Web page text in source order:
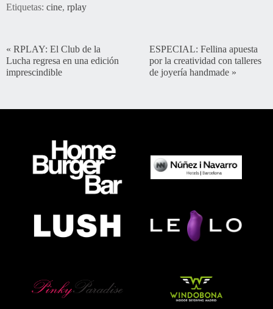
Etiquetas: cine, rplay
« RPLAY: El Club de la
Lucha regresa en una edición
imprescindible
ESPECIAL: Fellina apuesta
por la creatividad con talleres
de joyería handmade »